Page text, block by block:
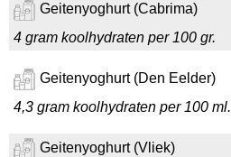
Geitenyoghurt (Cabrima)
4 gram koolhydraten per 100 gr.
Geitenyoghurt (Den Eelder)
4,3 gram koolhydraten per 100 ml.
Geitenyoghurt (Vliek)